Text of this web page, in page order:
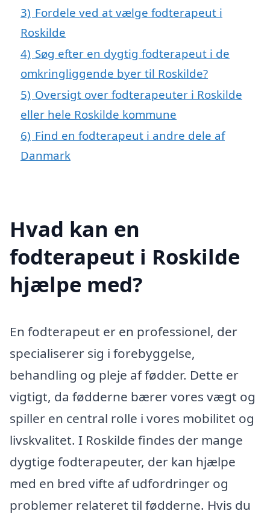
3) Fordele ved at vælge fodterapeut i
Roskilde
4) Søg efter en dygtig fodterapeut i de
omkringliggende byer til Roskilde?
5) Oversigt over fodterapeuter i Roskilde
eller hele Roskilde kommune
6) Find en fodterapeut i andre dele af
Danmark
Hvad kan en
fodterapeut i Roskilde
hjælpe med?
En fodterapeut er en professionel, der
specialiserer sig i forebyggelse,
behandling og pleje af fødder. Dette er
vigtigt, da fødderne bærer vores vægt og
spiller en central rolle i vores mobilitet og
livskvalitet. I Roskilde findes der mange
dygtige fodterapeuter, der kan hjælpe
med en bred vifte af udfordringer og
problemer relateret til fødderne. Hvis du